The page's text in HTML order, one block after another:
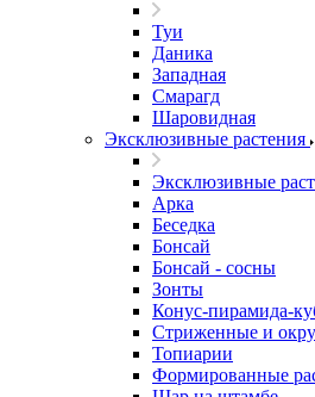
Туи
Даника
Западная
Смарагд
Шаровидная
Эксклюзивные растения
Эксклюзивные
Арка
Беседка
Бонсай
Бонсай - сосны
Зонты
Конус-пирамида-
Стриженные и
Топиарии
Формированные